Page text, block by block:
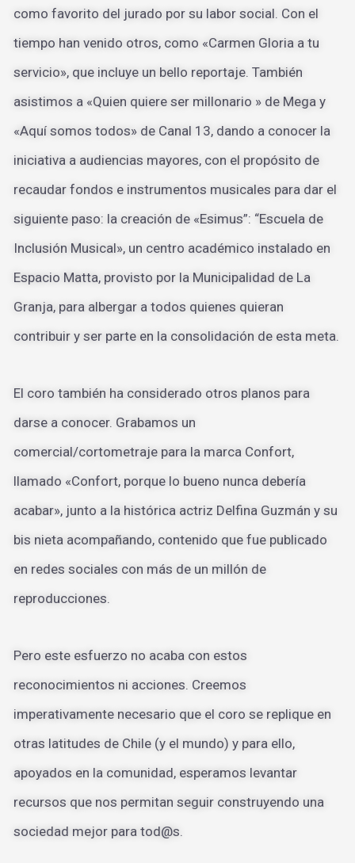
como favorito del jurado por su labor social. Con el
tiempo han venido otros, como «Carmen Gloria a tu
servicio», que incluye un bello reportaje. También
asistimos a «Quien quiere ser millonario » de Mega y
«Aquí somos todos» de Canal 13, dando a conocer la
iniciativa a audiencias mayores, con el propósito de
recaudar fondos e instrumentos musicales para dar el
siguiente paso: la creación de «Esimus”: “Escuela de
Inclusión Musical», un centro académico instalado en
Espacio Matta, provisto por la Municipalidad de La
Granja, para albergar a todos quienes quieran
contribuir y ser parte en la consolidación de esta meta.
El coro también ha considerado otros planos para
darse a conocer. Grabamos un
comercial/cortometraje para la marca Confort,
llamado «Confort, porque lo bueno nunca debería
acabar», junto a la histórica actriz Delfina Guzmán y su
bis nieta acompañando, contenido que fue publicado
en redes sociales con más de un millón de
reproducciones.
Pero este esfuerzo no acaba con estos
reconocimientos ni acciones. Creemos
imperativamente necesario que el coro se replique en
otras latitudes de Chile (y el mundo) y para ello,
apoyados en la comunidad, esperamos levantar
recursos que nos permitan seguir construyendo una
sociedad mejor para tod@s.